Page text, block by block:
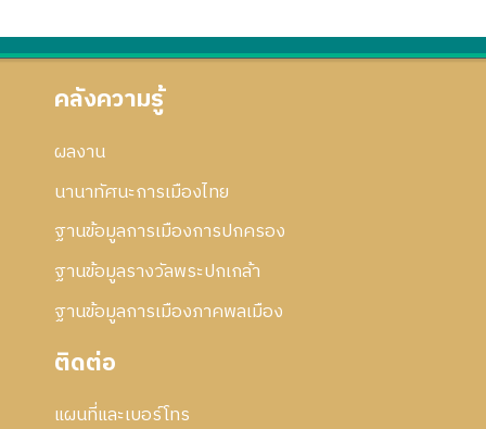
คลังความรู้
ผลงาน
นานาทัศนะการเมืองไทย
ฐานข้อมูลการเมืองการปกครอง
ฐานข้อมูลรางวัลพระปกเกล้า
ฐานข้อมูลการเมืองภาคพลเมือง
ติดต่อ
แผนที่และเบอร์โทร